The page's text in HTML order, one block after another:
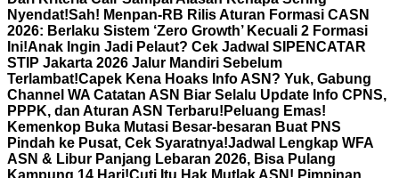
Nyendat!Sah! Menpan-RB Rilis Aturan Formasi CASN
2026: Berlaku Sistem ‘Zero Growth’ Kecuali 2 Formasi
Ini!Anak Ingin Jadi Pelaut? Cek Jadwal SIPENCATAR
STIP Jakarta 2026 Jalur Mandiri Sebelum
Terlambat!Capek Kena Hoaks Info ASN? Yuk, Gabung
Channel WA Catatan ASN Biar Selalu Update Info CPNS,
PPPK, dan Aturan ASN Terbaru! Peluang Emas!
Kemenkop Buka Mutasi Besar-besaran Buat PNS
Pindah ke Pusat, Cek Syaratnya!Jadwal Lengkap WFA
ASN & Libur Panjang Lebaran 2026, Bisa Pulang
Kampung 14 Hari!Cuti Itu Hak Mutlak ASN! Pimpinan